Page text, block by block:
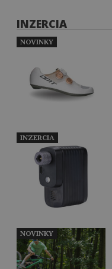
INZERCIA
NOVINKY
INZERCIA
NOVINKY